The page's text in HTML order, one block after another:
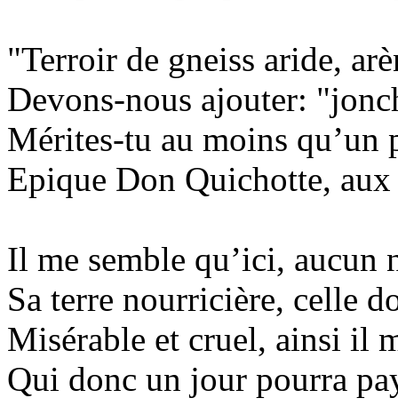
"Terroir de gneiss aride,
Devons-nous ajouter:
Mérites-tu au moins qu’un
Epique Don Quichotte,
Il me semble qu’ici, aucun
Sa terre nourricière, celle
Misérable et cruel, ainsi il
Qui donc un jour pourra